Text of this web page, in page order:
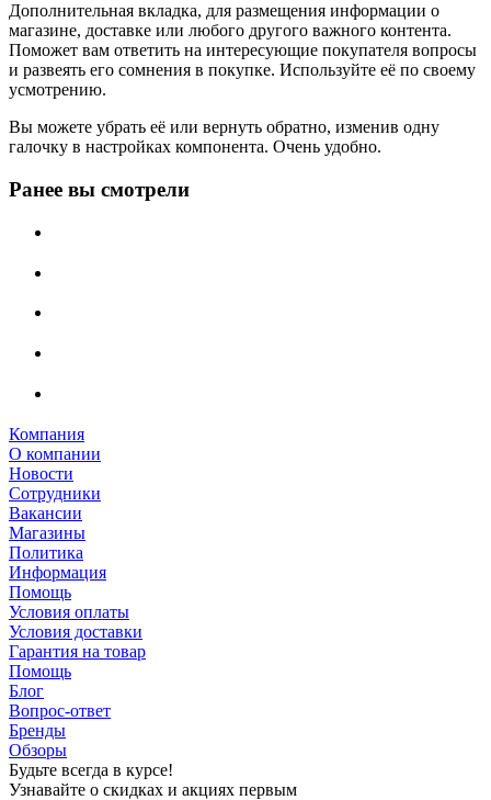
Дополнительная вкладка, для размещения информации о
магазине, доставке или любого другого важного контента.
Поможет вам ответить на интересующие покупателя вопросы
и развеять его сомнения в покупке. Используйте её по своему
усмотрению.
Вы можете убрать её или вернуть обратно, изменив одну
галочку в настройках компонента. Очень удобно.
Ранее вы смотрели
Компания
О компании
Новости
Сотрудники
Вакансии
Магазины
Политика
Информация
Помощь
Условия оплаты
Условия доставки
Гарантия на товар
Помощь
Блог
Вопрос-ответ
Бренды
Обзоры
Будьте всегда в курсе!
Узнавайте о скидках и акциях первым